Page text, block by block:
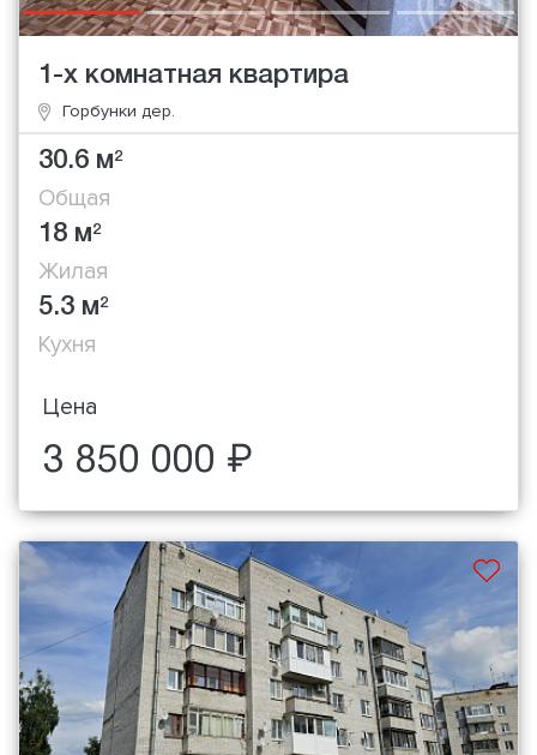
1-х комнатная квартира
Горбунки дер.
30.6 м2
Общая
18 м2
Жилая
5.3 м2
Кухня
Цена
3 850 000 ₽